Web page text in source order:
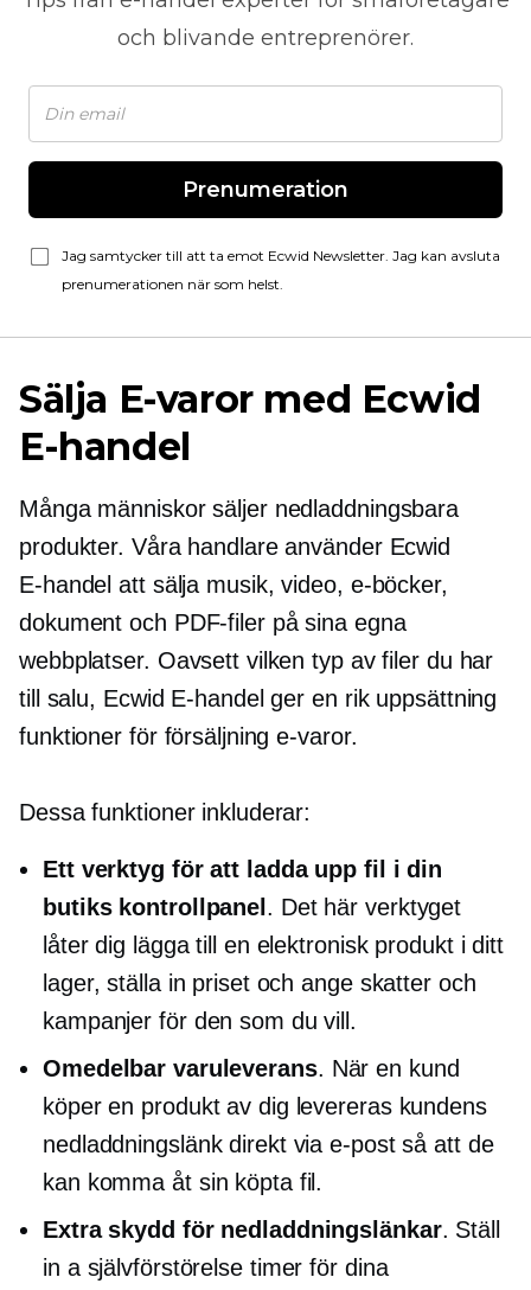
och blivande entreprenörer.
Prenumeration
Jag samtycker till att ta emot Ecwid Newsletter. Jag kan avsluta
prenumerationen när som helst.
Sälja E-varormed Ecwid
E-handel
Många människor säljer nedladdningsbara
produkter. Våra handlare använder Ecwid
E-handel att sälja musik, video, e-böcker,
dokument och PDF-filer på sina egna
webbplatser. Oavsett vilken typ av filer du har
till salu, Ecwid E-handel ger en rik uppsättning
funktioner för försäljninge-varor.
Dessa funktioner inkluderar:
Ett verktyg för att ladda upp fil i din
butiks kontrollpanel . Det här verktyget
låter dig lägga till en elektronisk produkt i ditt
lager, ställa in priset och ange skatter och
kampanjer för den som du vill.
Omedelbar varuleverans. När en kund
köper en produkt av dig levereras kundens
nedladdningslänk direkt via e-post så att de
kan komma åt sin köpta fil.
Extra skydd för nedladdningslänkar. Ställ
in a självförstörelsetimer för dina